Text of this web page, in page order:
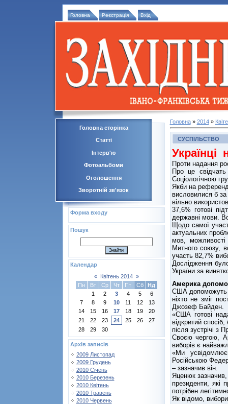
Головна Реєстрація Вхід
Головна сторінка
Статті
Інтерв'ю
Фотоальбоми
Оголошення
Зворотній зв'язок
Форма входу
Пошук
Календар
«
Квітень 2014 »
Пн
Вт Ср Чт Пт Сб
Нд
1
2 3 4 5
6
7
8 9 10 11 12
13
14
15 16 17 18 19
20
21
22 23 24 25 26
27
28
29 30
Архів записів
2009 Листопад
2009 Грудень
2010 Січень
2010 Березень
2010 Квітень
2010 Травень
2010 Червень
Головна» 2014 »
СУСПІЛЬСТВО
Українці
Проти надання
Про це
Соціологічною
Якби на
висловилися б
вільно
37,6% готові
державні мови.
Щодо самої
актуальних
мов, можливості
Митного союзу,
участь 82,7%
Дослідження
України за
Америка
США допоможуть
ніхто не зміг
Джозеф Байден.
«США готові
відкритий
після зустрічі з
Своєю чергою,
виборів є
«Ми
Російською
– зазначив він.
Яценюк
президенти, які
потрібен
Як відомо,